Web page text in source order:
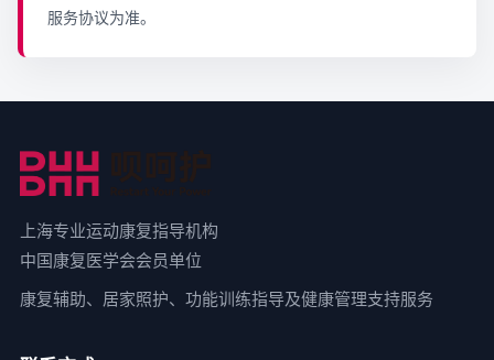
服务协议为准。
上海专业运动康复指导机构
中国康复医学会会员单位
康复辅助、居家照护、功能训练指导及健康管理支持服务